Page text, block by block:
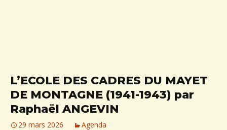
L’ECOLE DES CADRES DU MAYET
DE MONTAGNE (1941-1943) par
Raphaël ANGEVIN
29 mars 2026 Agenda